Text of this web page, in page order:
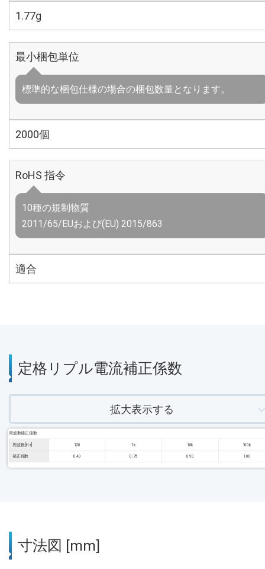
1.77g
最小梱包単位
標準的な梱包仕様の場合の梱包数量となります。
2000個
RoHS 指令
10種の規制物質
2011/65/EUおよび(EU) 2015/863
適合
定格リプル電流補正係数
拡大表示する
周波数補正係数
周波数 [Hz] 120 1k 10k 100k
補正係数 0.40 0.75 0.90 1.00
寸法図 [mm]